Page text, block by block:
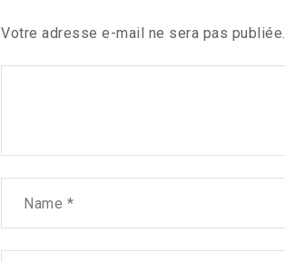
Votre adresse e-mail ne sera pas publiée.